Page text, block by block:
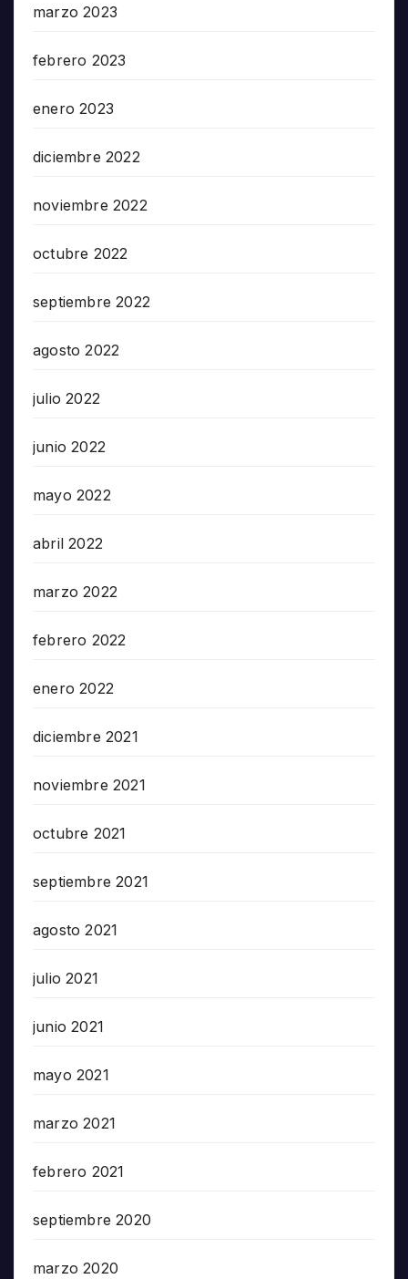
marzo 2023
febrero 2023
enero 2023
diciembre 2022
noviembre 2022
octubre 2022
septiembre 2022
agosto 2022
julio 2022
junio 2022
mayo 2022
abril 2022
marzo 2022
febrero 2022
enero 2022
diciembre 2021
noviembre 2021
octubre 2021
septiembre 2021
agosto 2021
julio 2021
junio 2021
mayo 2021
marzo 2021
febrero 2021
septiembre 2020
marzo 2020